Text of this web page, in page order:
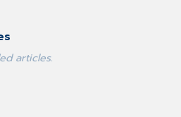
articles.